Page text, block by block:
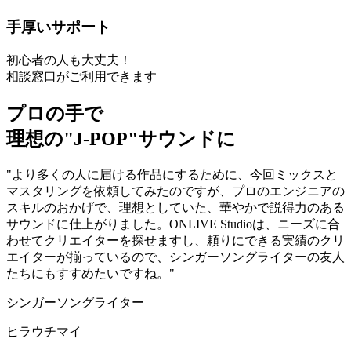
手厚いサポート
初心者の人も大丈夫！
相談窓口がご利用できます
プロの手で
理想の"J-POP"サウンドに
"より多くの人に届ける作品にするために、今回ミックスと
マスタリングを依頼してみたのですが、プロのエンジニアの
スキルのおかげで、理想としていた、華やかで説得力のある
サウンドに仕上がりました。ONLIVE Studioは、ニーズに合
わせてクリエイターを探せますし、頼りにできる実績のクリ
エイターが揃っているので、シンガーソングライターの友人
たちにもすすめたいですね。"
シンガーソングライター
ヒラウチマイ